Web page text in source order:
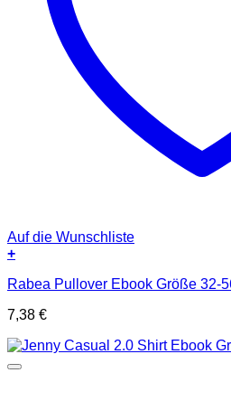
Auf die Wunschliste
+
Rabea Pullover Ebook Größe 32-
7,38 €